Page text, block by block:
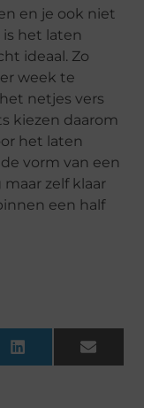
en je ook niet
het laten
ideaal. Zo
week te
netjes vers
kiezen daarom
het laten
vorm van een
zelf klaar
een half
LinkedIn Email